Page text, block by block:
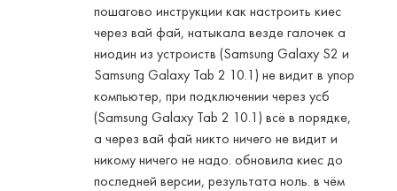
пошагово инструкции как настроить киес
через вай фай, натыкала везде галочек а
ниодин из устроиств (Samsung Galaxy S2 и
Samsung Galaxy Tab 2 10.1) не видит в упор
компьютер, при подключении через усб
(Samsung Galaxy Tab 2 10.1) всё в порядке,
а через вай фай никто ничего не видит и
никому ничего не надо. обновила киес до
последней версии, результата ноль. в чём